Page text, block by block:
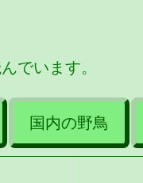
でいます。
国内の野鳥